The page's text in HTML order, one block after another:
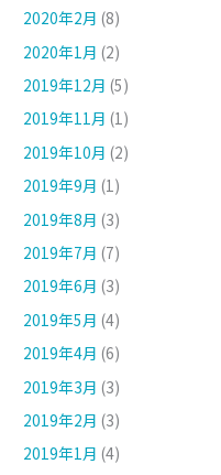
2020年2月 (8)
2020年1月 (2)
2019年12月 (5)
2019年11月 (1)
2019年10月 (2)
2019年9月 (1)
2019年8月 (3)
2019年7月 (7)
2019年6月 (3)
2019年5月 (4)
2019年4月 (6)
2019年3月 (3)
2019年2月 (3)
2019年1月 (4)